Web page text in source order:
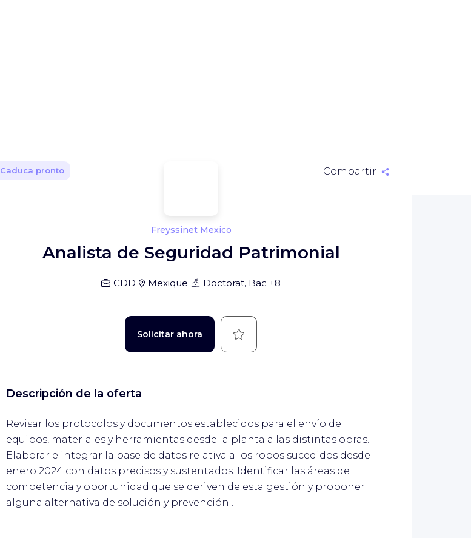
Caduca pronto Compartir
Freyssinet Mexico
Analista de Seguridad Patrimonial
CDD Mexique Doctorat, Bac +8
Solicitar ahora Guardar
Descripción de la oferta
Revisar los protocolos y documentos establecidos para el envío de
equipos, materiales y herramientas desde la planta a las distintas obras.
Elaborar e integrar la base de datos relativa a los robos sucedidos desde
enero 2024 con datos precisos y sustentados. Identificar las áreas de
competencia y oportunidad que se deriven de esta gestión y proponer
alguna alternativa de solución y prevención .